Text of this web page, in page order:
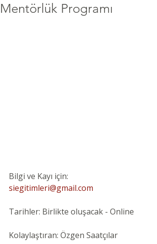
Mentörlük Programı
Bilgi ve Kayı için:
siegitimleri@gmail.com
Tarihler: Birlikte oluşacak - Online
Kolaylaştıran: Özgen Saatçılar